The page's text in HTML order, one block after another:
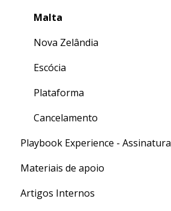
Malta
Nova Zelândia
Escócia
Plataforma
Cancelamento
Playbook Experience - Assinatura
Processos
Materiais de apoio
Para o seu Intercâmbio
Artigos Internos